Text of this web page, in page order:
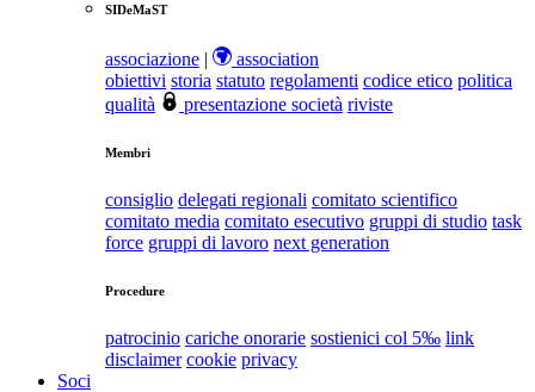
SIDeMaST
associazione |
association
obiettivi storia statuto regolamenti codice etico politica
qualità
presentazione società riviste
Membri
consiglio delegati regionali comitato scientifico
comitato media comitato esecutivo gruppi di studio task
force gruppi di lavoro next generation
Procedure
patrocinio cariche onorarie sostienici col 5‰ link
disclaimer cookie privacy
Soci